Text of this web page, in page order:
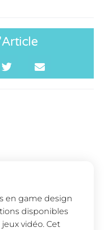
en game design
disponibles
vidéo. Cet